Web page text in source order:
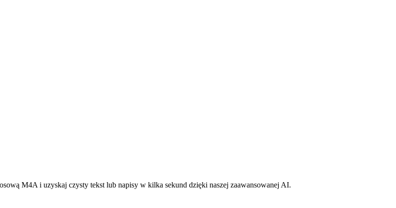
M4A i uzyskaj czysty tekst lub napisy w kilka sekund dzięki naszej zaawansowanej AI.